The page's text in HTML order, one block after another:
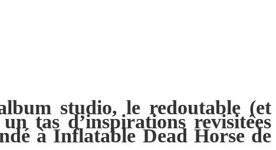
studio, le redoutable (et
tas d’inspirations revisitées
à Inflatable Dead Horse de